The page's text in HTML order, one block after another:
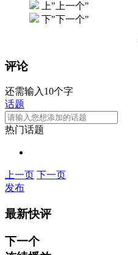
上"上一个"
下"下一个"
评论
还需输入10个字
话题
热门话题
上一页 下一页
发布
最新快评
下一个